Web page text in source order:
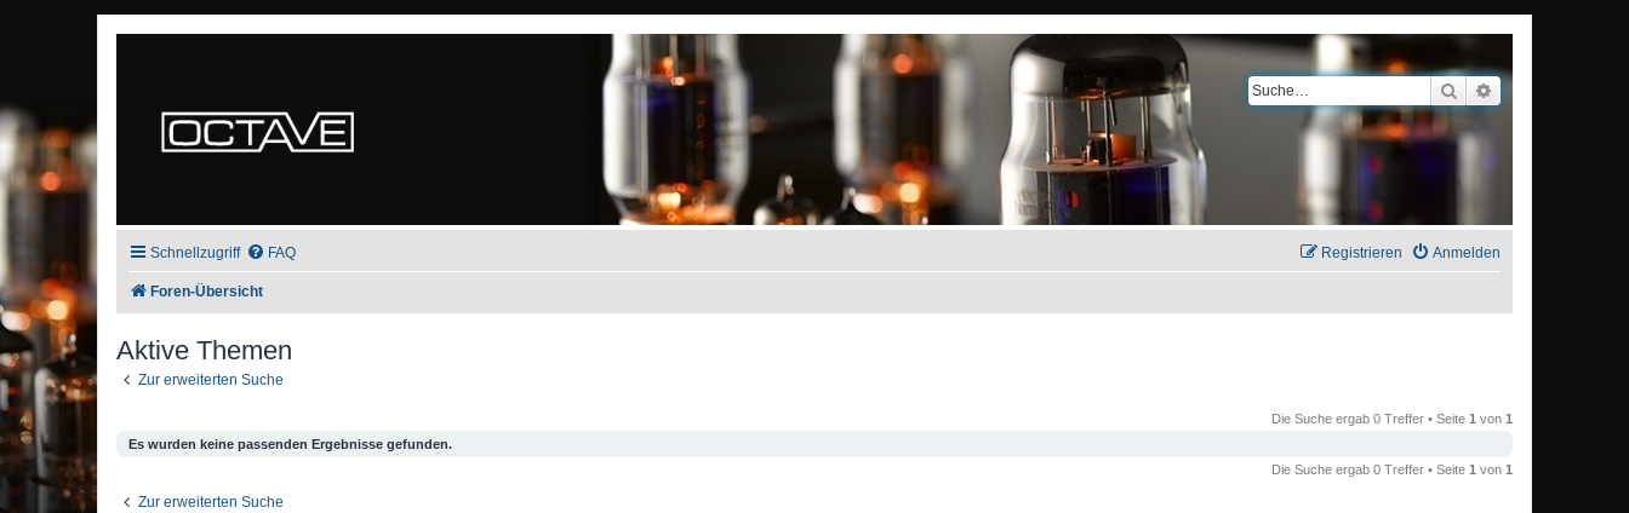
Suche
Schnellzugriff FAQ Anmelden
Registrieren
Foren-Übersicht
Aktive Themen
Zur erweiterten Suche
Die Suche ergab 0 Treffer • Seite 1 von 1
Es wurden keine passenden Ergebnisse gefunden.
Die Suche ergab 0 Treffer • Seite 1 von 1
Zur erweiterten Suche